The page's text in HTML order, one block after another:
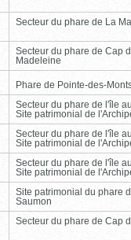
Secteur du phare de La
Secteur du phare de Cap
Madeleine
Phare de Pointe-des-
Secteur du phare de l'île
Site patrimonial de
Secteur du phare de l'île
Site patrimonial de
Secteur du phare de l'île
Site patrimonial de
Site patrimonial du phare
Saumon
Secteur du phare de Cap